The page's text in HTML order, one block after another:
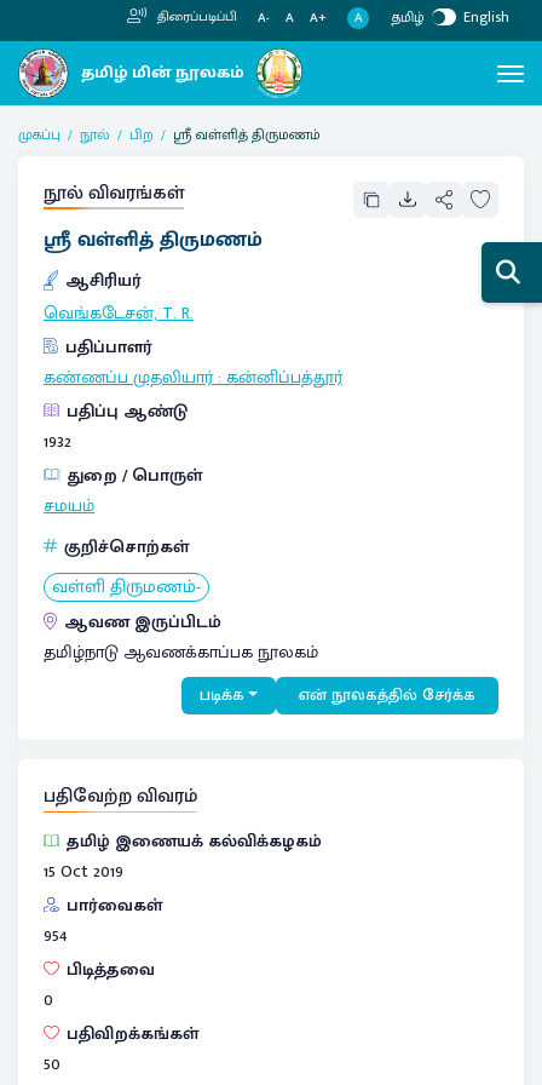
திரைப்படிப்பி A- A A+ A தமிழ் English
முகப்பு நூல் பிற ஸ்ரீ வள்ளித் திருமணம்
நூல் விவரங்கள்
ஸ்ரீ வள்ளித் திருமணம்
ஆசிரியர்
வெங்கடேசன், T. R.
பதிப்பாளர்
கண்ணப்ப முதலியார்:கன்னிப்பத்தூர்
பதிப்பு ஆண்டு
1932
துறை / பொருள்
சமயம்
குறிச்சொற்கள்
வள்ளி திருமணம்-
ஆவண இருப்பிடம்
தமிழ்நாடு ஆவணக்காப்பக நூலகம்
படிக்க என் நூலகத்தில் சேர்க்க
பதிவேற்ற விவரம்
தமிழ் இணையக் கல்விக்கழகம்
15 Oct 2019
பார்வைகள்
954
பிடித்தவை
0
பதிவிறக்கங்கள்
50